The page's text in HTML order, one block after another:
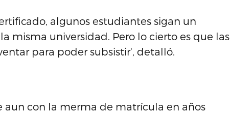
algunos estudiantes sigan un
misma universidad. Pero lo cierto es que las
para poder subsistir’, detalló.
aun con la merma de matrícula en años